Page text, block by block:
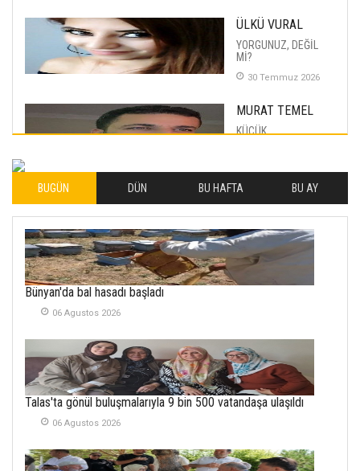
ÜLKÜ VURAL
YORGUNUZ, DEĞİL
Mİ?
30 Temmuz 2026
MURAT TEMEL
KÜÇÜK
İLHAN YILMAZ
SOFRADA AYRIMCILIK
VAR
26 Subat 2026
METİN ERTEM
21 Haziran 2026
SEMRA ŞAHİN
KENDİNE UYANMAK
Merve Şimşek
BUGÜN DÜN BU HAFTA BU AY
Bünyan'da bal hasadı başladı
06 Agustos 2026
Talas'ta gönül buluşmalarıyla 9 bin 500 vatandaşa ulaşıldı
06 Agustos 2026